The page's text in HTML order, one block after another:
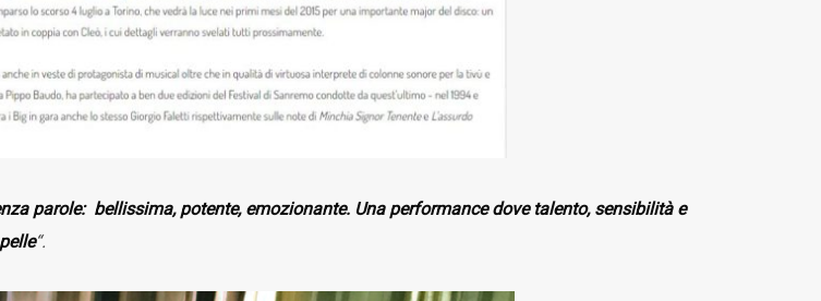
parole: bellissima, potente, emozionante. Una performance dove talento, sensibilità e
“.